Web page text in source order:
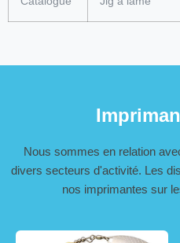
Nous sommes en relation
divers secteurs d'activité. Les
nos imprimantes sur